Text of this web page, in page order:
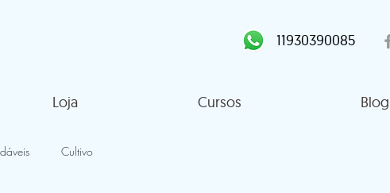
11930390085
Loja Cursos Blog
Cultivo